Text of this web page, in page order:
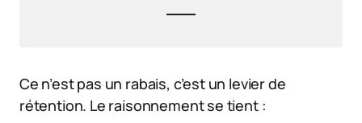
Ce n’est pas un rabais, c’est un levier de
rétention. Le raisonnement se tient :